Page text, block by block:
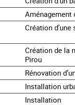
Aménagement
Création
Création de la
Pirou
Rénovation
Installation
Installation